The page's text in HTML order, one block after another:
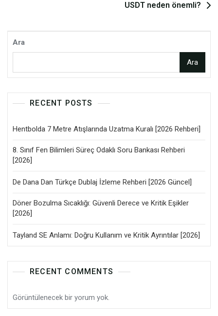
USDT neden önemli?
Ara
Ara
RECENT POSTS
Hentbolda 7 Metre Atışlarında Uzatma Kuralı [2026 Rehberi]
8. Sınıf Fen Bilimleri Süreç Odaklı Soru Bankası Rehberi
[2026]
De Dana Dan Türkçe Dublaj İzleme Rehberi [2026 Güncel]
Döner Bozulma Sıcaklığı: Güvenli Derece ve Kritik Eşikler
[2026]
Tayland SE Anlamı: Doğru Kullanım ve Kritik Ayrıntılar [2026]
RECENT COMMENTS
Görüntülenecek bir yorum yok.